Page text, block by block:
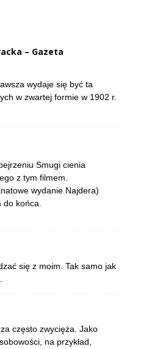
– Gazeta
wydaje się być ta
w zwartej formie w 1902 r.
Smugi cienia
z tym filmem.
wydanie Najdera)
końca.
się z moim. Tak samo jak
często zwycięża. Jako
na przykład,